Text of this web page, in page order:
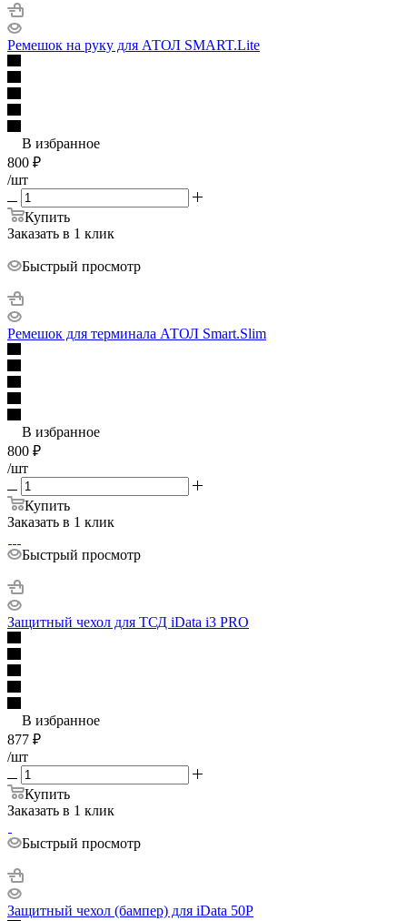
Ремешок на руку для АТОЛ SMART.Lite
В избранное
800 ₽
/шт
Купить
Заказать в 1 клик
Быстрый просмотр
Ремешок для терминала АТОЛ Smart.Slim
В избранное
800 ₽
/шт
Купить
Заказать в 1 клик
Быстрый просмотр
Защитный чехол для ТСД iData i3 PRO
В избранное
877 ₽
/шт
Купить
Заказать в 1 клик
Быстрый просмотр
Защитный чехол (бампер) для iData 50P